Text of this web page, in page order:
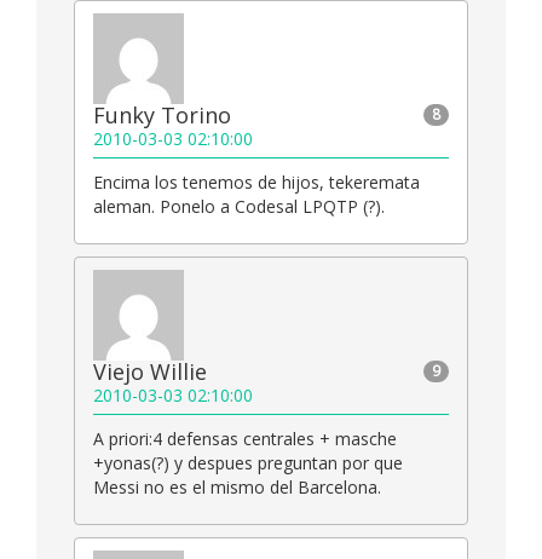
8
Funky Torino
2010-03-03 02:10:00
Encima los tenemos de hijos, tekeremata
aleman. Ponelo a Codesal LPQTP (?).
9
Viejo Willie
2010-03-03 02:10:00
A priori:4 defensas centrales + masche
+yonas(?) y despues preguntan por que
Messi no es el mismo del Barcelona.